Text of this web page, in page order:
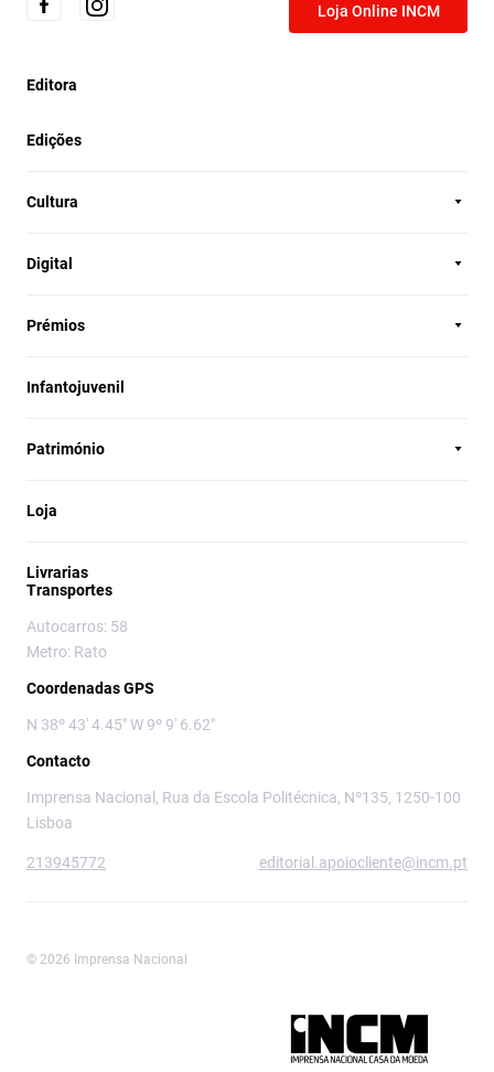
Loja Online INCM
Editora
Edições
Cultura
Digital
Prémios
Infantojuvenil
Património
Loja
Livrarias
Transportes
Autocarros: 58
Metro: Rato
Coordenadas GPS
N 38º 43' 4.45" W 9º 9' 6.62"
Contacto
Imprensa Nacional, Rua da Escola Politécnica, Nº135, 1250-100
Lisboa
213945772 editorial.apoiocliente@incm.pt
© 2026 Imprensa Nacional